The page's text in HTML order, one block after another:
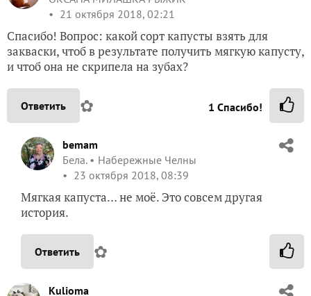
21 октября 2018, 02:21
Спасибо! Вопрос: какой сорт капусты взять для
закваски, чтоб в результате получить мягкую капусту,
и чтоб она не скрипела на зубах?
Ответить ✿ 1 Спасибо!
bemam
Бела.
Набережные Челны
23 октября 2018, 08:39
Мягкая капуста… не моё. Это совсем другая
история.
Ответить ✿
Kulioma